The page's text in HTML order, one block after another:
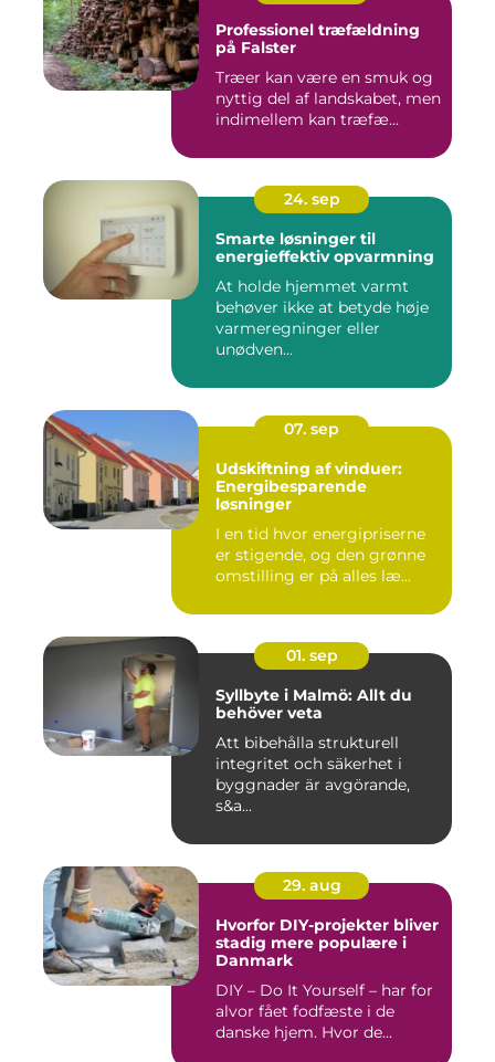
Professionel træfældning
på Falster
Træer kan være en smuk og
nyttig del af landskabet, men
indimellem kan træfæ...
24. sep
Smarte løsninger til
energieffektiv opvarmning
At holde hjemmet varmt
behøver ikke at betyde høje
varmeregninger eller
unødven...
07. sep
Udskiftning af vinduer:
Energibesparende
løsninger
I en tid hvor energipriserne
er stigende, og den grønne
omstilling er på alles læ...
01. sep
Syllbyte i Malmö: Allt du
behöver veta
Att bibehålla strukturell
integritet och säkerhet i
byggnader är avgörande,
s&a...
29. aug
Hvorfor DIY-projekter bliver
stadig mere populære i
Danmark
DIY – Do It Yourself – har for
alvor fået fodfæste i de
danske hjem. Hvor de...